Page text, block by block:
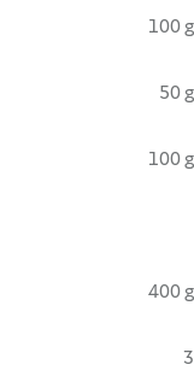
100 g
50 g
100 g
400 g
3